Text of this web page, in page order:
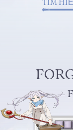
TÌM
—